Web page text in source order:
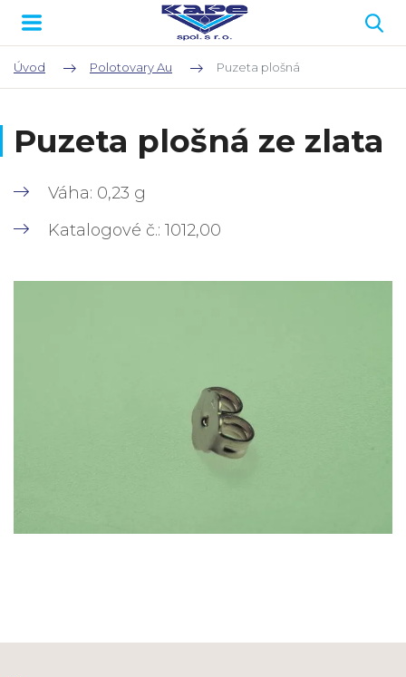
Úvod Polotovary Au Puzeta plošná
Puzeta plošná ze zlata
Váha: 0,23 g
Katalogové č.: 1012,00